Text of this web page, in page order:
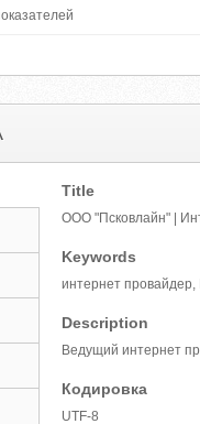
Title
ООО "Псковлайн" |
Keywords
интернет
Description
Ведущий интернет
Кодировка
UTF-8